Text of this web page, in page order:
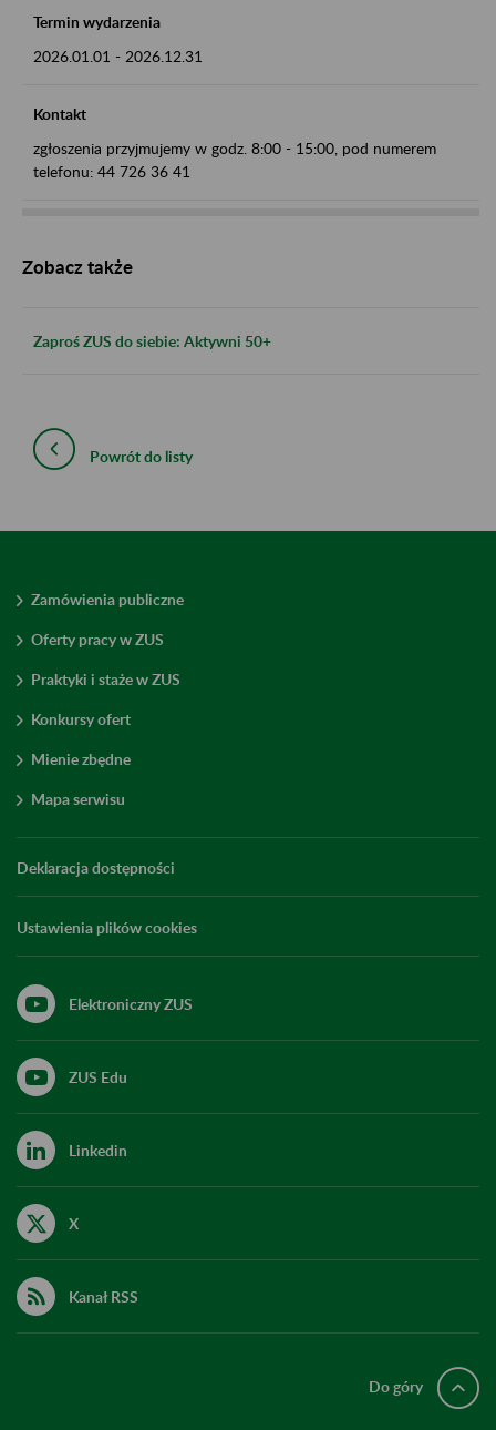
Termin wydarzenia
2026.01.01 - 2026.12.31
Kontakt
zgłoszenia przyjmujemy w godz. 8:00 - 15:00, pod numerem
telefonu: 44 726 36 41
Zobacz także
Zaproś ZUS do siebie: Aktywni 50+
Powrót do listy
Zamówienia publiczne
Oferty pracy w ZUS
Praktyki i staże w ZUS
Konkursy ofert
Mienie zbędne
Mapa serwisu
Deklaracja dostępności
Ustawienia plików cookies
Elektroniczny ZUS
ZUS Edu
Linkedin
X
Kanał RSS
Do góry